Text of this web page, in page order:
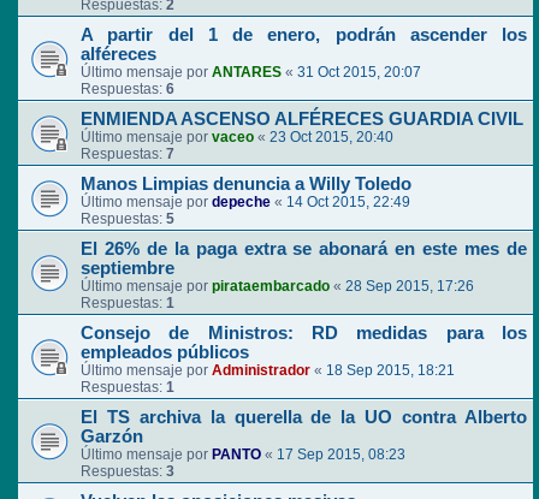
Respuestas: 2
A partir del 1 de enero, podrán ascender los
alféreces
Último mensaje por ANTARES « 31 Oct 2015, 20:07
Respuestas: 6
ENMIENDA ASCENSO ALFÉRECES GUARDIA CIVIL
Último mensaje por vaceo « 23 Oct 2015, 20:40
Respuestas: 7
Manos Limpias denuncia a Willy Toledo
Último mensaje por depeche « 14 Oct 2015, 22:49
Respuestas: 5
El 26% de la paga extra se abonará en este mes de
septiembre
Último mensaje por pirataembarcado « 28 Sep 2015, 17:26
Respuestas: 1
Consejo de Ministros: RD medidas para los
empleados públicos
Último mensaje por Administrador « 18 Sep 2015, 18:21
Respuestas: 1
El TS archiva la querella de la UO contra Alberto
Garzón
Último mensaje por PANTO « 17 Sep 2015, 08:23
Respuestas: 3